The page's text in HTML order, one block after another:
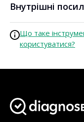
Внутрішні
Що таке
користуватися?